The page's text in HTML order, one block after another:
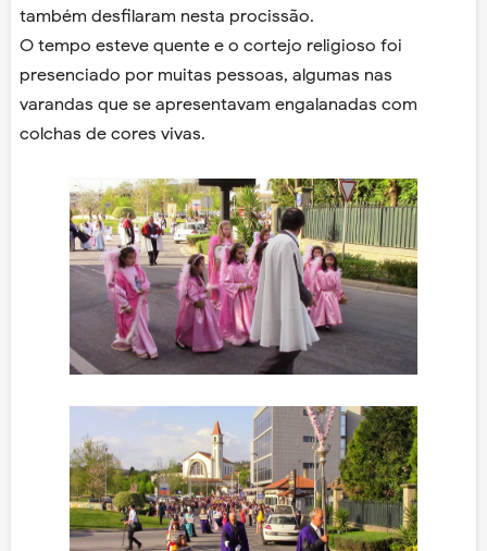
também desfilaram nesta procissão.
O tempo esteve quente e o cortejo religioso foi
presenciado por muitas pessoas, algumas nas
varandas que se apresentavam engalanadas com
colchas de cores vivas.